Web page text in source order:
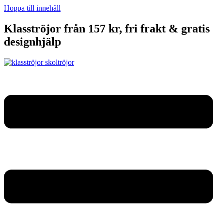
Hoppa till innehåll
Klasströjor från 157 kr, fri frakt & gratis
designhjälp